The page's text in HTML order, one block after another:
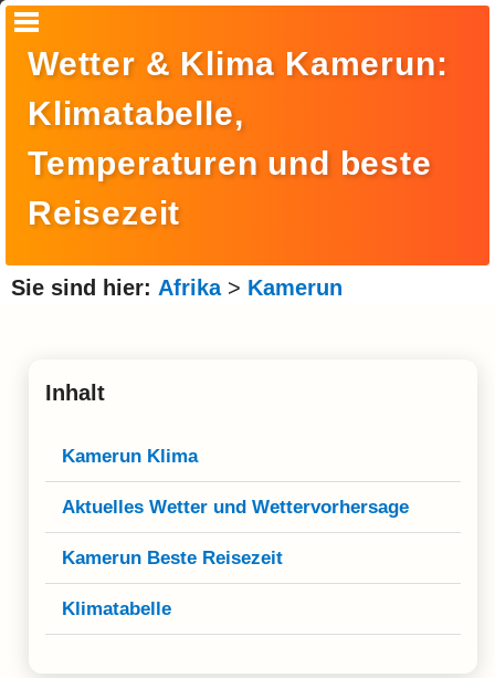
Amerika
Asien
Afrika
Reisemonat
Wetter & Klima Kamerun:
Klimatabelle,
Temperaturen und beste
Reisezeit
Sie sind hier: Afrika> Kamerun
Inhalt
Kamerun Klima
Aktuelles Wetter und Wettervorhersage
Kamerun Beste Reisezeit
Klimatabelle